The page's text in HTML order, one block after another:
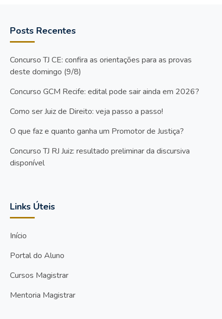
Posts Recentes
Concurso TJ CE: confira as orientações para as provas
deste domingo (9/8)
Concurso GCM Recife: edital pode sair ainda em 2026?
Como ser Juiz de Direito: veja passo a passo!
O que faz e quanto ganha um Promotor de Justiça?
Concurso TJ RJ Juiz: resultado preliminar da discursiva
disponível
Links Úteis
Início
Portal do Aluno
Cursos Magistrar
Mentoria Magistrar